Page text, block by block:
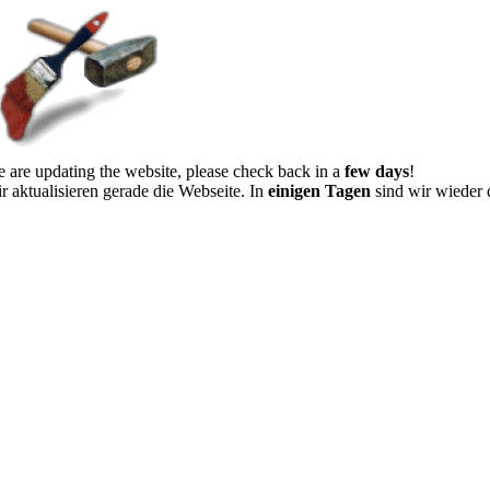
are updating the website, please check back in a few days!
aktualisieren gerade die Webseite. In einigen Tagen sind wir wieder